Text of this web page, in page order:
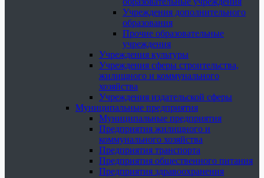
Учреждения дополнительного
образования
Прочие образовательные
учреждения
Учреждения культуры
Учреждения сферы строительства,
жилищного и коммунального
хозяйства
Учреждения издательской сферы
Муниципальные предприятия
Муниципальные предприятия
Предприятия жилищного и
коммунального хозяйства
Предприятия транспорта
Предприятия общественного питания
Предприятия здравоохранения